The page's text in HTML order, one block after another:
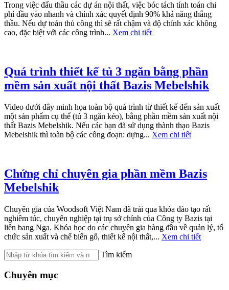
Trong việc đấu thầu các dự án nội thất, việc bóc tách tính toán chi
phí đầu vào nhanh và chính xác quyết định 90% khả năng thắng
thầu. Nếu dự toán thủ công thì sẽ rất chậm và độ chính xác không
cao, đặc biệt với các công trình... Xem chi tiết
Quá trình thiết kế tủ 3 ngăn bằng phần
mềm sản xuất nội thất Bazis Mebelshik
Video dưới đây minh họa toàn bộ quá trình từ thiết kế đến sản xuất
một sản phẩm cụ thể (tủ 3 ngăn kéo), bằng phần mềm sản xuất nội
thất Bazis Mebelshik. Nếu các bạn đã sử dụng thành thạo Bazis
Mebelshik thì toàn bộ các công đoạn: dựng... Xem chi tiết
Chứng chỉ chuyên gia phần mềm Bazis
Mebelshik
Chuyên gia của Woodsoft Việt Nam đã trải qua khóa đào tạo rất
nghiêm túc, chuyên nghiệp tại trụ sở chính của Công ty Bazis tại
liên bang Nga. Khóa học do các chuyên gia hàng đầu về quản lý, tổ
chức sản xuất và chế biến gỗ, thiết kế nội thất,... Xem chi tiết
Tìm kiếm
Chuyên mục